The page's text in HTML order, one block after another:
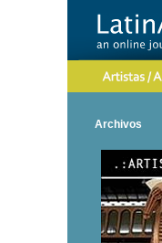
Archivos